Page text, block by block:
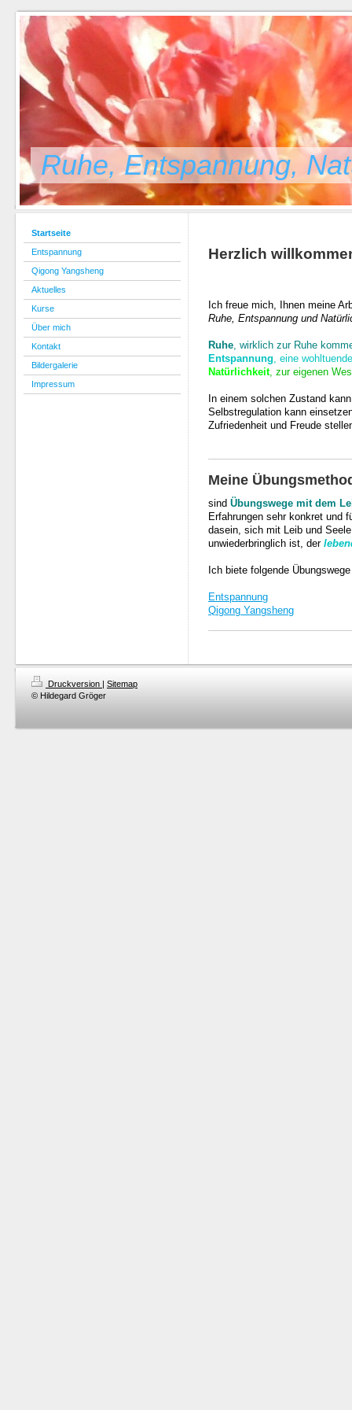
Ruhe, Entspannung,
Startseite
Entspannung
Qigong Yangsheng
Aktuelles
Kurse
Über mich
Kontakt
Bildergalerie
Impressum
Herzlich
Ich freue mich, Ihnen meine
Ruhe, Entspannung und
Ruhe, wirklich zur Ruhe
Entspannung, eine
Natürlichkeit, zur eigenen
In einem solchen Zustand
Selbstregulation kann
Zufriedenheit und Freude
Meine
sind Übungswege mit dem
Erfahrungen sehr konkret und
dasein, sich mit Leib und
unwiederbringlich ist, der
Ich biete folgende
Entspannung
Qigong Yangsheng
Druckversion | Sitemap
© Hildegard Gröger